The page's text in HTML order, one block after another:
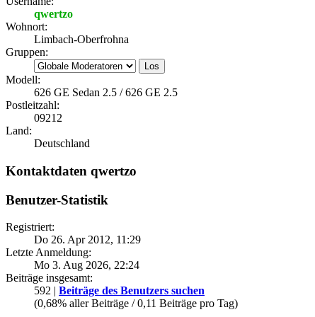
qwertzo
Wohnort:
Limbach-Oberfrohna
Gruppen:
Modell:
626 GE Sedan 2.5 / 626 GE 2.5
Postleitzahl:
09212
Land:
Deutschland
Kontaktdaten qwertzo
Benutzer-Statistik
Registriert:
Do 26. Apr 2012, 11:29
Letzte Anmeldung:
Mo 3. Aug 2026, 22:24
Beiträge insgesamt:
592 | Beiträge des Benutzers suchen
(0,68% aller Beiträge / 0,11 Beiträge pro Tag)